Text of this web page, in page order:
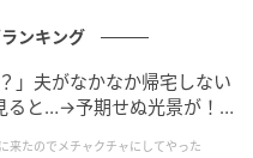
つくる大人の休日ス
ンキング
」夫がなかなか帰宅しない
ると…→予期せぬ光景が！
来たのでメチャクチャにしてやった